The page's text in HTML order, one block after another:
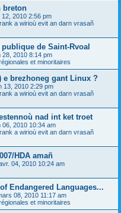
breton
12, 2010 2:56 pm
a wirioù evit an darn vrasañ
de Saint-Rvoal
28, 2010 8:14 pm
et minoritaires
brezhoneg gant Linux ?
13, 2010 2:29 pm
a wirioù evit an darn vrasañ
nad int ket troet
06, 2010 10:34 am
a wirioù evit an darn vrasañ
HDA amañ
04, 2010 10:24 am
Endangered Languages...
08, 2010 11:17 am
et minoritaires